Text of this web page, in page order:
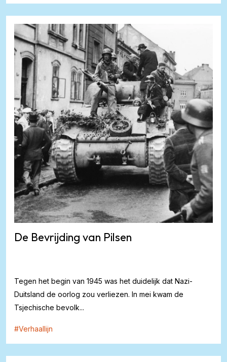
De Bevrijding van Pilsen
Tegen het begin van 1945 was het duidelijk dat Nazi-
Duitsland de oorlog zou verliezen. In mei kwam de
Tsjechische bevolk...
#Verhaallijn